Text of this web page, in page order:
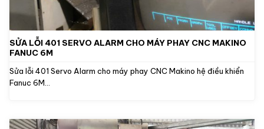
SỬA LỖI 401 SERVO ALARM CHO MÁY PHAY CNC MAKINO
FANUC 6M
Sửa lỗi 401 Servo Alarm cho máy phay CNC Makino hệ điều khiển
Fanuc 6M...